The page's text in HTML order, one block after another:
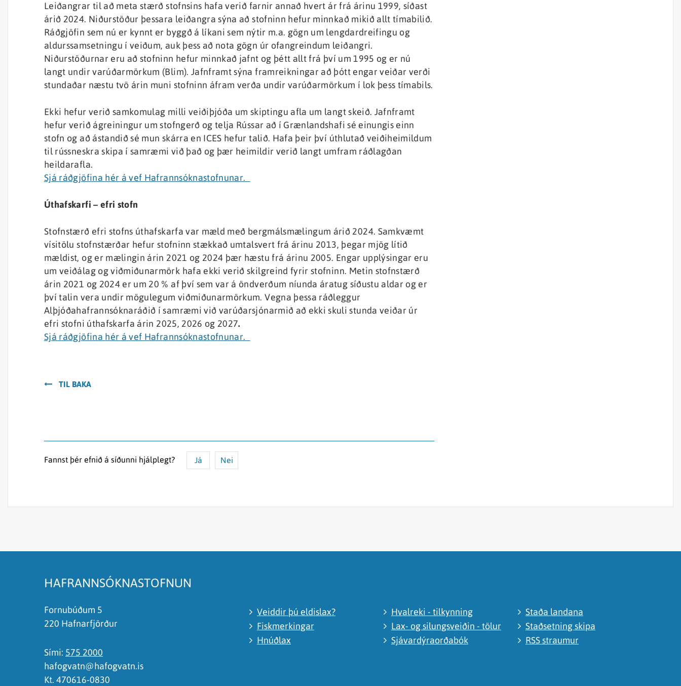
Leiðangrar til að meta stærð stofnsins hafa verið farnir annað hvert ár frá árinu 1999, síðast
árið 2024. Niðurstöður þessara leiðangra sýna að stofninn hefur minnkað mikið allt tímabilið.
Ráðgjöfin sem nú er kynnt er byggð á líkani sem nýtir m.a. gögn um lengdardreifingu og
aldurssamsetningu í veiðum, auk þess að nota gögn úr ofangreindum leiðangri.
Niðurstöðurnar eru að stofninn hefur minnkað jafnt og þétt allt frá því um 1995 og er nú
langt undir varúðarmörkum (Blim). Jafnframt sýna framreikningar að þótt engar veiðar verði
stundaðar næstu tvö árin muni stofninn áfram verða undir varúðarmörkum í lok þess tímabils.
Ekki hefur verið samkomulag milli veiðiþjóða um skiptingu afla um langt skeið. Jafnframt
hefur verið ágreiningur um stofngerð og telja Rússar að í Grænlandshafi sé einungis einn
stofn og að ástandið sé mun skárra en ICES hefur talið. Hafa þeir því úthlutað veiðiheimildum
til rússneskra skipa í samræmi við það og þær heimildir verið langt umfram ráðlagðan
heildarafla.
Sjá ráðgjöfina hér á vef Hafrannsóknastofnunar.
Úthafskarfi – efri stofn
Stofnstærð efri stofns úthafskarfa var mæld með bergmálsmælingum árið 2024. Samkvæmt
vísitölu stofnstærðar hefur stofninn stækkað umtalsvert frá árinu 2013, þegar mjög lítið
mældist, og er mælingin árin 2021 og 2024 þær hæstu frá árinu 2005. Engar upplýsingar eru
um veiðálag og viðmiðunarmörk hafa ekki verið skilgreind fyrir stofninn. Metin stofnstærð
árin 2021 og 2024 er um 20 % af því sem var á öndverðum níunda áratug síðustu aldar og er
því talin vera undir mögulegum viðmiðunarmörkum. Vegna þessa ráðleggur
Alþjóðahafrannsóknaráðið í samræmi við varúðarsjónarmið að ekki skuli stunda veiðar úr
efri stofni úthafskarfa árin 2025, 2026 og 2027.
Sjá ráðgjöfina hér á vef Hafrannsóknastofnunar.
TIL BAKA
Fannst þér efnið á síðunni hjálplegt? Já Nei
HAFRANNSÓKNASTOFNUN
Fornubúðum 5
220 Hafnarfjörður
Sími: 575 2000
hafogvatn@hafogvatn.is
Kt. 470616-0830
Veiddir þú eldislax?
Fiskmerkingar
Hnúðlax
Hvalreki - tilkynning
Lax- og silungsveiðin - tölur
Sjávardýraorðabók
Staða landana
Staðsetning skipa
RSS straumur